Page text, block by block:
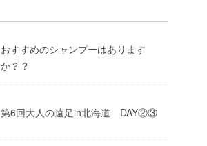
おすすめのシャンプーはあります
か？？
第6回大人の遠足in北海道 DAY②③